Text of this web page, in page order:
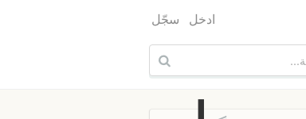
ادخل سجّل